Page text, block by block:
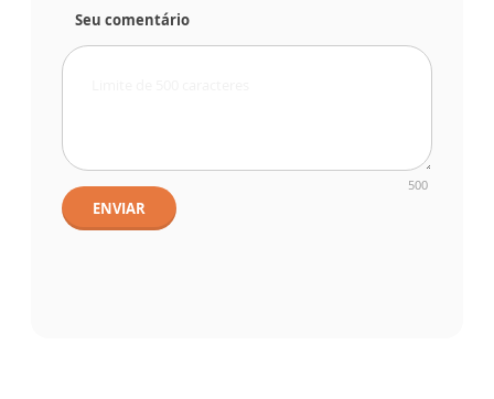
Seu comentário
500
ENVIAR